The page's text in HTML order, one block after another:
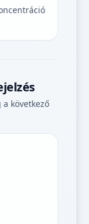
következő